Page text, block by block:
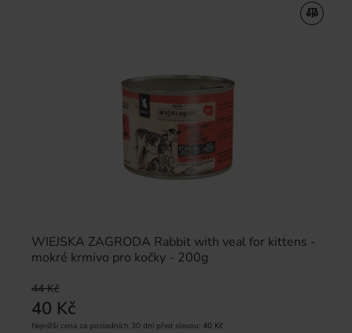
WIEJSKA ZAGRODA Rabbit with veal for kittens -
mokré krmivo pro kočky - 200g
44 Kč
40 Kč
Nejnižší cena za posledních 30 dní před slevou: 40 Kč